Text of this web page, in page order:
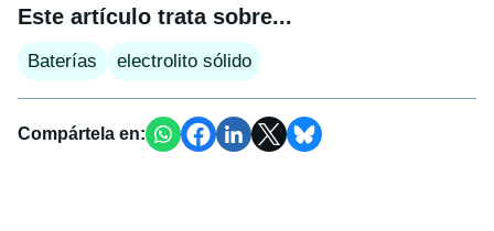
Este artículo trata sobre...
Baterías electrolito sólido
Compártela en: